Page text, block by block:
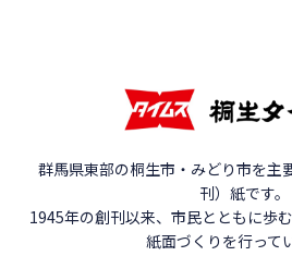
群馬県東部の桐生市・みどり市を主
刊）紙です。
1945年の創刊以来、市民とともに歩
紙面づくりを行って